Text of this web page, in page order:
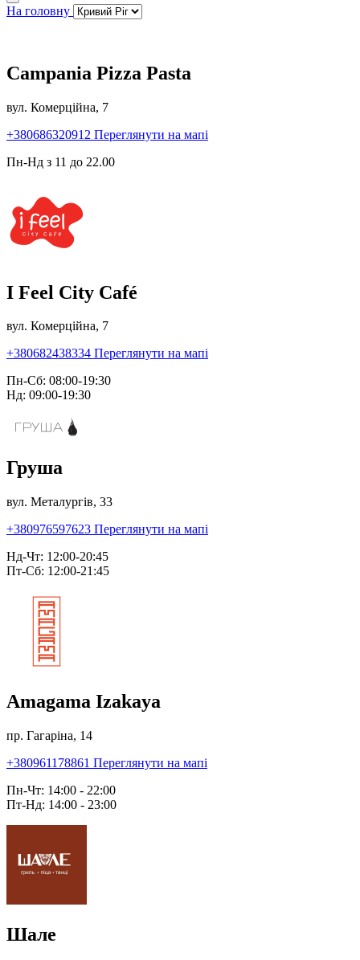
На головну
Campania Pizza Pasta
вул. Комерційна, 7
+380686320912 Переглянути на мапі
Пн-Нд з 11 до 22.00
I Feel City Café
вул. Комерційна, 7
+380682438334 Переглянути на мапі
Пн-Сб: 08:00-19:30
Нд: 09:00-19:30
Груша
вул. Металургів, 33
+380976597623 Переглянути на мапі
Нд-Чт: 12:00-20:45
Пт-Сб: 12:00-21:45
Amagama Izakaya
пр. Гагаріна, 14
+380961178861 Переглянути на мапі
Пн-Чт: 14:00 - 22:00
Пт-Нд: 14:00 - 23:00
Шале